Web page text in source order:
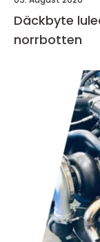
Däckbyte luleå tryggt grepp året
norrbotten